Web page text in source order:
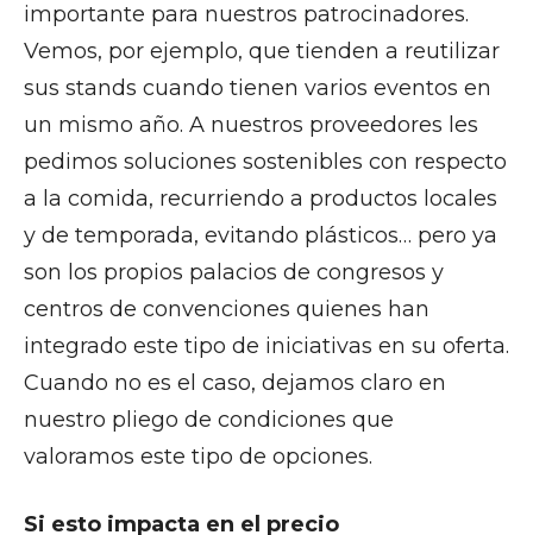
importante para nuestros patrocinadores.
Vemos, por ejemplo, que tienden a reutilizar
sus stands cuando tienen varios eventos en
un mismo año. A nuestros proveedores les
pedimos soluciones sostenibles con respecto
a la comida, recurriendo a productos locales
y de temporada, evitando plásticos… pero ya
son los propios palacios de congresos y
centros de convenciones quienes han
integrado este tipo de iniciativas en su oferta.
Cuando no es el caso, dejamos claro en
nuestro pliego de condiciones que
valoramos este tipo de opciones.
Si esto impacta en el precio